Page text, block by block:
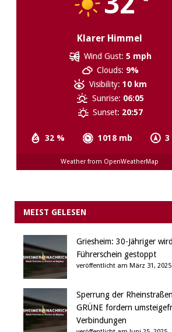
Klarer Himmel
32 % 1018 mb 3
Wind Gust: 5 mph
Clouds: 9%
Visibility: 10 km
Sunrise: 06:05
Sunset: 20:57
Weather from OpenWeatherMap
MEIST GELESEN
Griesheim: 30-Jähriger
Führerschein gestoppt
veröffentlicht am März 31, 2025
Sperrung der
GRÜNE fordern
Verbindungen